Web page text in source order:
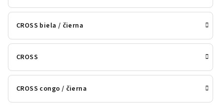
CROSS biela / čierna
CROSS
CROSS congo / čierna